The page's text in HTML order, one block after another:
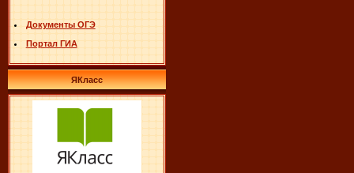
Документы ОГЭ
Портал ГИА
ЯКласс